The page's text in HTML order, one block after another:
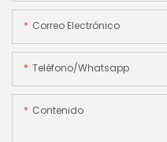
Correo Electrónico
Teléfono/whatsapp
Contenido